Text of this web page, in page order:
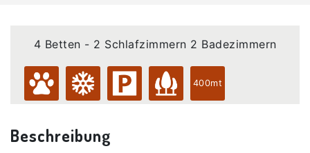
4 Betten - 2 Schlafzimmern 2 Badezimmern
400mt
Beschreibung